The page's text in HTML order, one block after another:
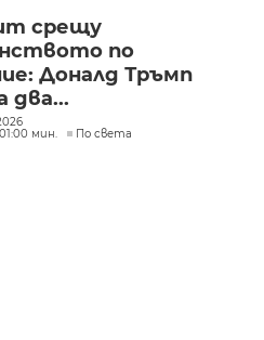
срещу
по
Доналд Тръмп
два...
мин.
По света